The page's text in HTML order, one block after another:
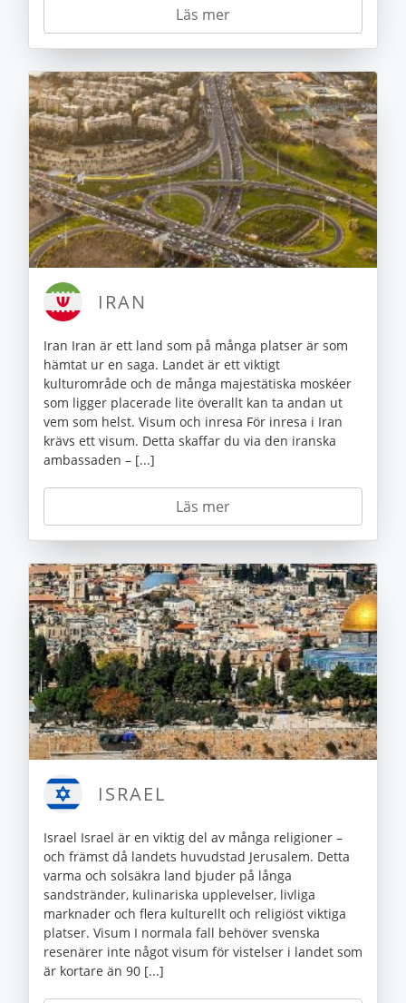
Läs mer
IRAN
Iran Iran är ett land som på många platser är som
hämtat ur en saga. Landet är ett viktigt
kulturområde och de många majestätiska moskéer
som ligger placerade lite överallt kan ta andan ut
vem som helst. Visum och inresa För inresa i Iran
krävs ett visum. Detta skaffar du via den iranska
ambassaden – [...]
Läs mer
ISRAEL
Israel Israel är en viktig del av många religioner –
och främst då landets huvudstad Jerusalem. Detta
varma och solsäkra land bjuder på långa
sandstränder, kulinariska upplevelser, livliga
marknader och flera kulturellt och religiöst viktiga
platser. Visum I normala fall behöver svenska
resenärer inte något visum för vistelser i landet som
är kortare än 90 [...]